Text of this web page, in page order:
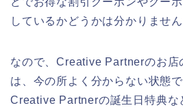
しているかどうかは分かりません
なので、Creative Partnerのお店
は、今の所よく分からない状態
Creative Partnerの誕生日特典な